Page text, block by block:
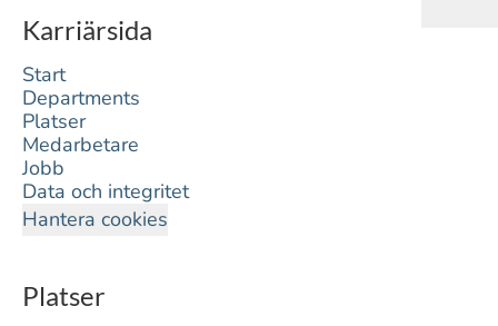
Karriärsida
Start
Departments
Platser
Medarbetare
Jobb
Data och integritet
Hantera cookies
Platser